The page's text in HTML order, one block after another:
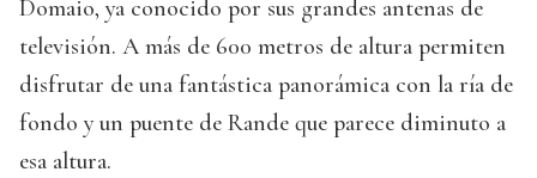
Domaio, ya conocido por sus grandes antenas de
televisión. A más de 600 metros de altura permiten
disfrutar de una fantástica panorámica con la ría de
fondo y un puente de Rande que parece diminuto a
esa altura.